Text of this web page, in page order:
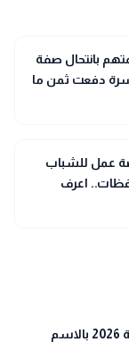
بانتحال صفة
دفعت ثمن ما
حتى في
فرصة عمل للشباب
اعرف
المطلوبة
أعرف درجاتك عندنا.. نتيجة الدبلومات الفنية 2026 بالاسم